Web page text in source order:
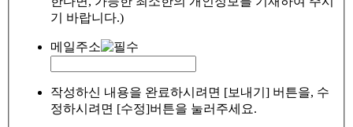
기 바랍니다.)
메일주소
작성하신 내용을 완료하시려면 [보내기] 버튼을, 수
정하시려면 [수정]버튼을 눌러주세요.